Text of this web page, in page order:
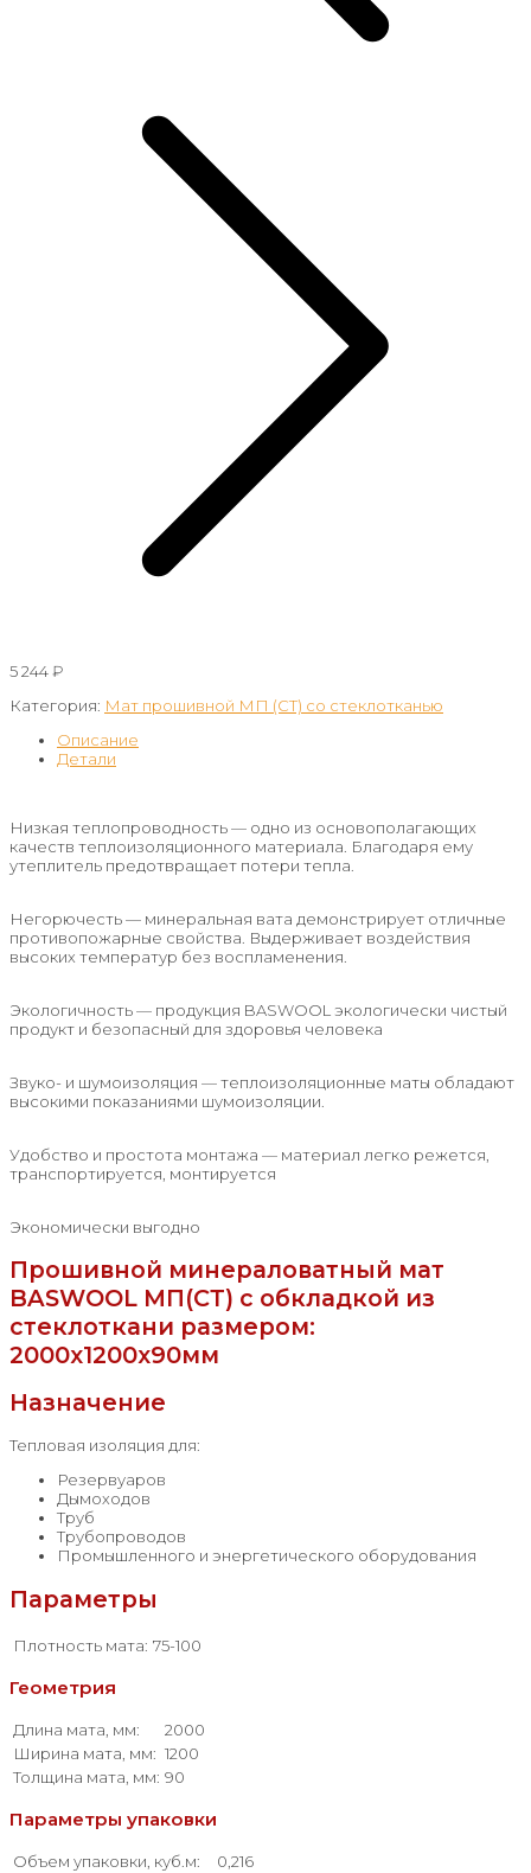
5 244₽
Категория: Мат прошивной МП (СТ) со стеклотканью
Описание
Детали
Низкая теплопроводность — одно из основополагающих
качеств теплоизоляционного материала. Благодаря ему
утеплитель предотвращает потери тепла.
Негорючесть — минеральная вата демонстрирует отличные
противопожарные свойства. Выдерживает воздействия
высоких температур без воспламенения.
Экологичность — продукция BASWOOL экологически чистый
продукт и безопасный для здоровья человека
Звуко- и шумоизоляция — теплоизоляционные маты обладают
высокими показаниями шумоизоляции.
Удобство и простота монтажа — материал легко режется,
транспортируется, монтируется
Экономически выгодно
Прошивной минераловатный мат
BASWOOL МП(СТ) с обкладкой из
стеклоткани размером:
2000x1200x90мм
Назначение
Тепловая изоляция для:
Резервуаров
Дымоходов
Труб
Трубопроводов
Промышленного и энергетического оборудования
Параметры
Плотность мата: 75-100
Геометрия
Длина мата, мм:
2000
Ширина мата, мм: 1200
Толщина мата, мм: 90
Параметры упаковки
Объем упаковки, куб.м:
0,216